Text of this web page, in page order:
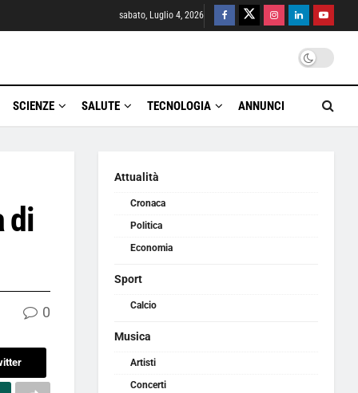
sabato, Luglio 4, 2026
SCIENZE SALUTE TECNOLOGIA ANNUNCI
di
0
Attualità
Cronaca
Politica
Economia
Sport
Calcio
Musica
Artisti
Concerti